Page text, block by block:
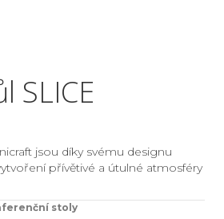
SLICE
jsou díky svému designu
přívětivé a útulné atmosféry
stoly